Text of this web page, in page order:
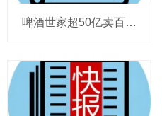
啤酒世家超50亿卖百威集团股份，宗庆后之子任新公司董事长，FIVE GUYS明年重点加密北京，三只松鼠华南总部入驻佛山，达能完成阿根廷合资